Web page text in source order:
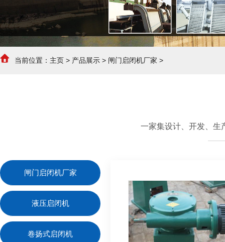
当前位置： 主页 > 产品展示 > 闸门启闭机厂家 >
一家集设计、开发、生
闸门启闭机厂家
液压启闭机
卷扬式启闭机